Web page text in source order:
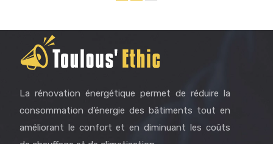
La rénovation énergétique permet de réduire la
consommation d’énergie des bâtiments tout en
améliorant le confort et en diminuant les coûts